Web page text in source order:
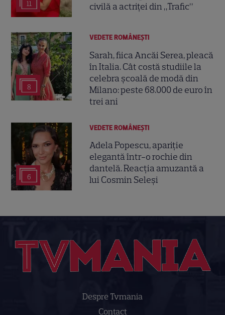
11
civilă a actriței din „Trafic”
8
VEDETE ROMÂNEŞTI
Sarah, fiica Ancăi Serea, pleacă
în Italia. Cât costă studiile la
celebra școală de modă din
Milano: peste 68.000 de euro în
trei ani
6
VEDETE ROMÂNEŞTI
Adela Popescu, apariție
elegantă într-o rochie din
dantelă. Reacția amuzantă a
lui Cosmin Seleși
Despre Tvmania
Contact